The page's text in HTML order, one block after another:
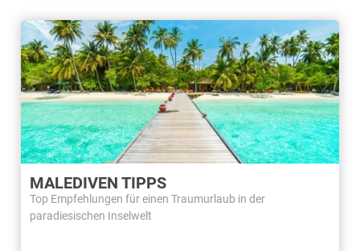
MALEDIVEN TIPPS
Top Empfehlungen für einen Traumurlaub in der
paradiesischen Inselwelt